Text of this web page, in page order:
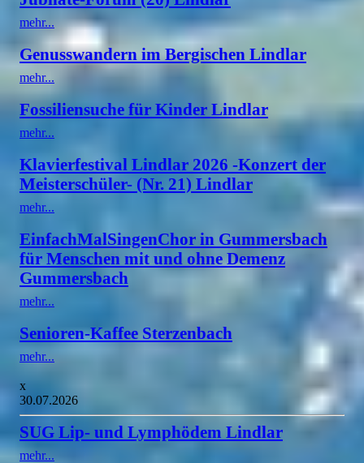
mehr...
Genusswandern im Bergischen Lindlar
mehr...
Fossiliensuche für Kinder Lindlar
mehr...
Klavierfestival Lindlar 2026 -Konzert der
Meisterschüler- (Nr. 21) Lindlar
mehr...
EinfachMalSingenChor in Gummersbach
für Menschen mit und ohne Demenz
Gummersbach
mehr...
Senioren-Kaffee Sterzenbach
mehr...
x
30.07.2026
SUG Lip- und Lymphödem Lindlar
mehr...